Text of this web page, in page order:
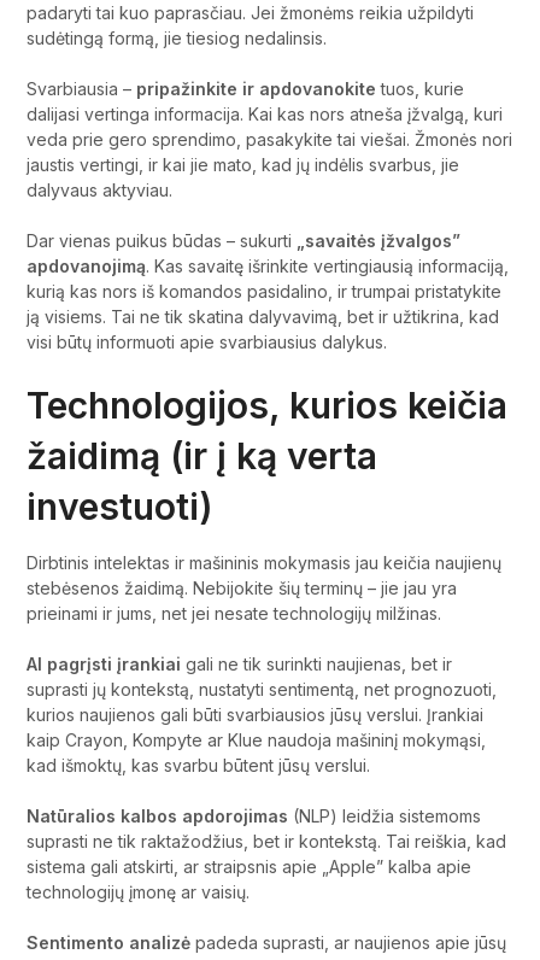
padaryti tai kuo paprasčiau. Jei žmonėms reikia užpildyti
sudėtingą formą, jie tiesiog nedalinsis.
Svarbiausia – pripažinkite ir apdovanokite tuos, kurie
dalijasi vertinga informacija. Kai kas nors atneša įžvalgą, kuri
veda prie gero sprendimo, pasakykite tai viešai. Žmonės nori
jaustis vertingi, ir kai jie mato, kad jų indėlis svarbus, jie
dalyvaus aktyviau.
Dar vienas puikus būdas – sukurti
„savaitės įžvalgos”
apdovanojimą. Kas savaitę išrinkite vertingiausią informaciją,
kurią kas nors iš komandos pasidalino, ir trumpai pristatykite
ją visiems. Tai ne tik skatina dalyvavimą, bet ir užtikrina, kad
visi būtų informuoti apie svarbiausius dalykus.
Technologijos, kurios keičia
žaidimą (ir į ką verta
investuoti)
Dirbtinis intelektas ir mašininis mokymasis jau keičia naujienų
stebėsenos žaidimą. Nebijokite šių terminų – jie jau yra
prieinami ir jums, net jei nesate technologijų milžinas.
AI pagrįsti įrankiai gali ne tik surinkti naujienas, bet ir
suprasti jų kontekstą, nustatyti sentimentą, net prognozuoti,
kurios naujienos gali būti svarbiausios jūsų verslui. Įrankiai
kaip Crayon, Kompyte ar Klue naudoja mašininį mokymąsi,
kad išmoktų, kas svarbu būtent jūsų verslui.
Natūralios kalbos apdorojimas (NLP) leidžia sistemoms
suprasti ne tik raktažodžius, bet ir kontekstą. Tai reiškia, kad
sistema gali atskirti, ar straipsnis apie „Apple” kalba apie
technologijų įmonę ar vaisių.
Sentimento analizė padeda suprasti, ar naujienos apie jūsų